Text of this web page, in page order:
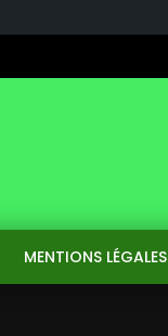
MENTIONS LÉGALES